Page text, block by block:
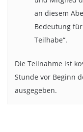
an diesem
Bedeutung
Teilhabe“.
Die Teilnahme ist
Stunde vor Beginn
ausgegeben.